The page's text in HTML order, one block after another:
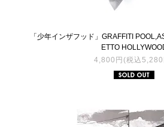
「少年インザフッド」GRAFFITI
ETTO
4,800円(税込5,280